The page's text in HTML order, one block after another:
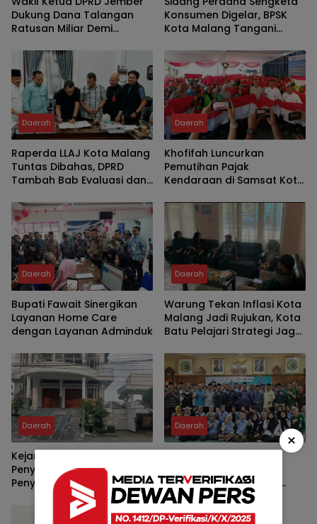
Dukung Dana Talangan
Ratusan Miliar Demi
dan Layanan Publik
Konsumen Digelar, BPSK
Kota Malang Tangani
Emas Majusari
Daerah
Raperda LLAJ Kota Malang
Tuntas Dibahas, DPRD
Tambah Bab Evaluasi dan
Demi Keselamatan Warga
Daerah
Khofifah Luncurkan
Pemutihan Pajak
Kendaraan di Samsat Kota
Ojol Ikut Meriahkan HUT RI
Daerah
Bupati Fawait Sinergikan
Layanan Home Care
dengan Layanan Adminduk
Daerah
Warung Tekan Inflasi Kota
Malang Jadi Rujukan, Kota
Batu Pelajari Strategi Jaga
Rakyat
Daerah
Kejari Jombang Buka
Penyelidikan Dugaan
Penyimpangan
Pengelolaan KPRI Sejahtera
Daerah
Kesehatan Beroperasi
Nonstop 24 Jam
×